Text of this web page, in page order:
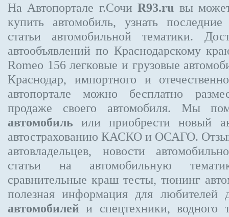
На Автопортале г.СочиR93.ru вы
купить автомобиль, узнать
статьи автомобильной тематики.
автообъявлений по Краснодарскому
Romeo 156легковые и грузовые
Краснодар, импортного и
автопортале можно бесплатно
продаже своего автомобиля. Мы
автомобиль или приобрести новый
автострахованию КАСКО и ОСАГО.
автовладельцев, новости
статьи на автомобильную
сравнительные краш тесты, тюнинг
полезная информация для любителей
автомобилей и спецтехники, водного